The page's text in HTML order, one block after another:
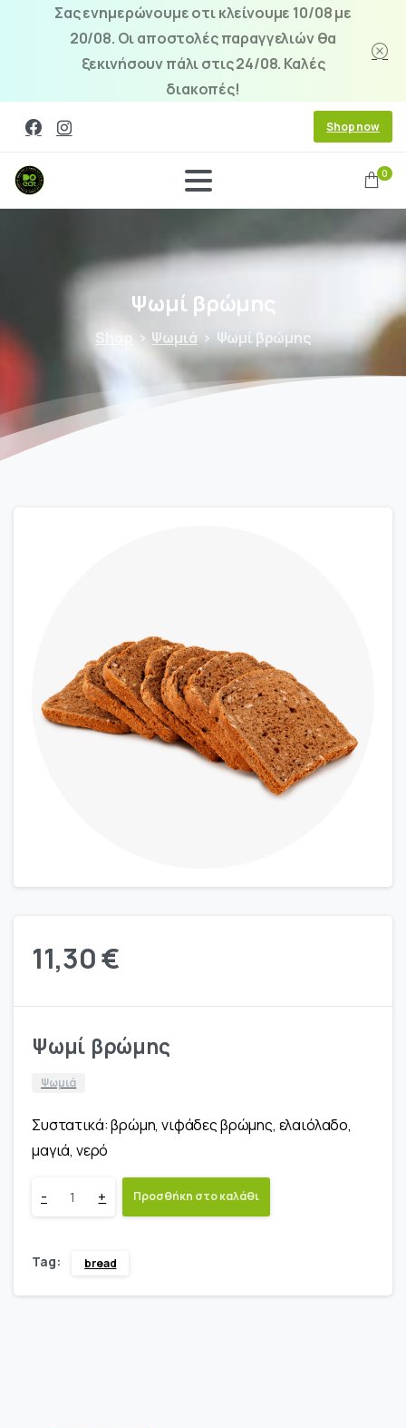
Σας ενημερώνουμε οτι κλείνουμε 10/08 με
20/08. Οι αποστολές παραγγελιών θα
ξεκινήσουν πάλι στις 24/08. Καλές
διακοπές!
Shop now
0
Ψωμί βρώμης
Shop Ψωμιά Ψωμί βρώμης
11,30€
Ψωμί βρώμης
Ψωμιά
Συστατικά: βρώμη, νιφάδες βρώμης, ελαιόλαδο,
μαγιά, νερό
Ψωμί
quantity
- + Προσθήκη στο καλάθι
Tag: bread